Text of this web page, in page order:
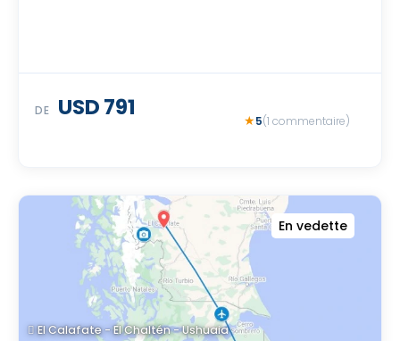
DE USD 791 5(1 commentaire)
En vedette
El Calafate - El Chaltén - Ushuaia